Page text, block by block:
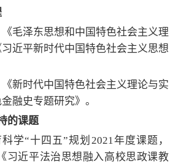
毛泽东思想和中国特色社会主义理
习近平新时代中国特色社会主义思想
《新时代中国特色社会主义理论与实
融史专题研究》。
的课题
学“十四五”规划2021年度课题，
习近平法治思想融入高校思政课教